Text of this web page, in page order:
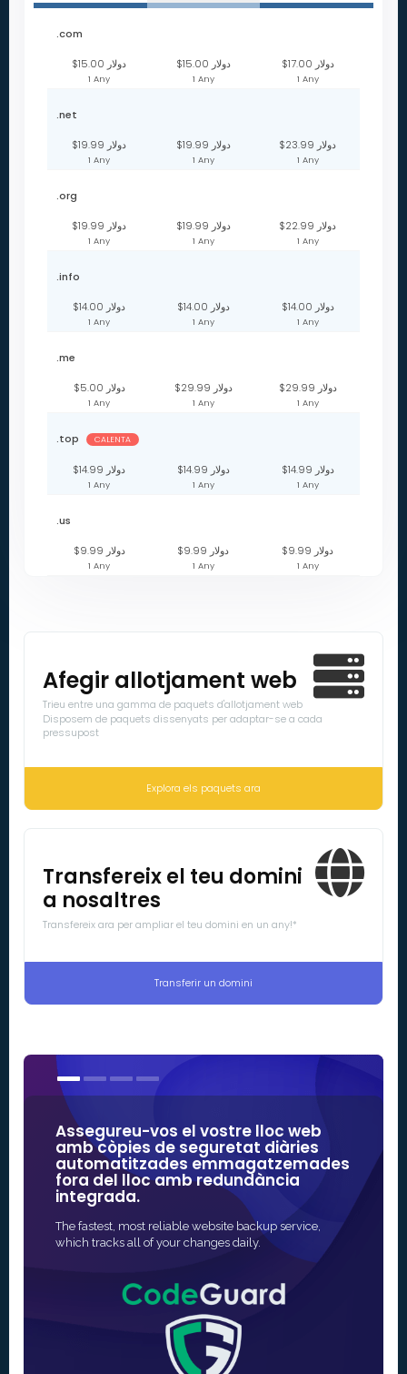
.com
$15.00 دولار
1 Any
$15.00 دولار
1 Any
$17.00 دولار
1 Any
.net
$19.99 دولار
1 Any
$19.99 دولار
1 Any
$23.99 دولار
1 Any
.org
$19.99 دولار
1 Any
$19.99 دولار
1 Any
$22.99 دولار
1 Any
.info
$14.00 دولار
1 Any
$14.00 دولار
1 Any
$14.00 دولار
1 Any
.me
$5.00 دولار
1 Any
$29.99 دولار
1 Any
$29.99 دولار
1 Any
.top CALENTA
$14.99 دولار
1 Any
$14.99 دولار
1 Any
$14.99 دولار
1 Any
.us
$9.99 دولار
1 Any
$9.99 دولار
1 Any
$9.99 دولار
1 Any
Afegir allotjament web
Trieu entre una gamma de paquets d'allotjament web
Disposem de paquets dissenyats per adaptar-se a cada
pressupost
Explora els paquets ara
Transfereix el teu domini
a nosaltres
Transfereix ara per ampliar el teu domini en un any!*
Transferir un domini
Assegureu-vos el vostre lloc web
amb còpies de seguretat diàries
automatitzades emmagatzemades
fora del lloc amb redundància
integrada.
The fastest, most reliable website backup service,
which tracks all of your changes daily.
La
SSL per